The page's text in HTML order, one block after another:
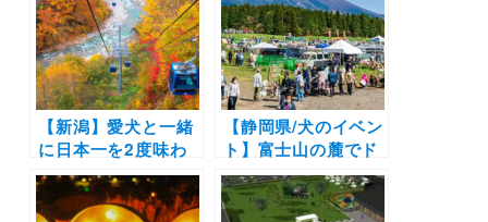
2nd Home – 河口湖
1st」2022年6月6日
オープン
らわんこ用グッズま
で盛りだくさん
【新潟】愛犬と一緒
に日本一を2度味わ
える！日本最長の
「苗場ドラゴンド
【静岡県/犬のイベン
ト】富士山の麓でド
ッグランや愛犬と熱
気球体験も！お買い